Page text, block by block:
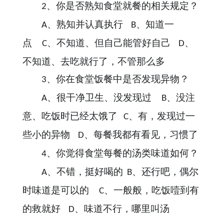
2、你是否熟知食堂就餐的相关规定？
A、熟知并认真执行B、知道一
点 C、不知道、但自己能管好自己 D、
不知道、去吃就行了，不管那么多
3、你在食堂饭餐中是否发现异物？
A、很干净卫生、没发现过 B、没注
意、吃饭时已经太饿了
C、有，发现过一
些小的异物 D、每餐我都有看见，习惯了
4、你觉得食堂每餐的汤类味道如何？
A、不错，挺好喝的 B、还行吧，偶尔
时味道是可以的 C、一般般，吃饭噎到有
的救就好D、味道不行，哪里叫汤